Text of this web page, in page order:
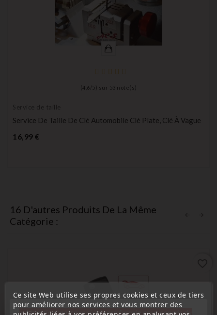
(4,6 / 5) sur 53 note(s)
Service de taille
Service De Taille De Clé Automobile Clé Plate, Clé À Vague
16,99 €
16 D'autres Produits De La Même
Catégorie :
Ce site Web utilise ses propres cookies et ceux de tiers
pour améliorer nos services et vous montrer des
« Attention, notre société sera fermée pour congés du